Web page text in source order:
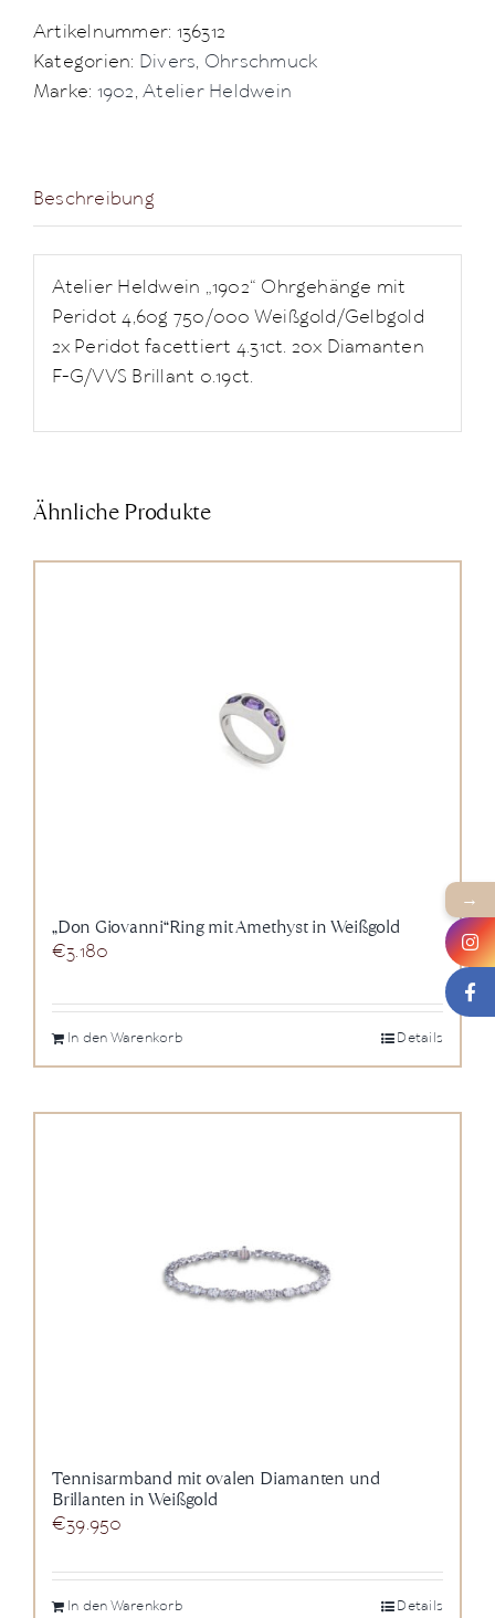
Artikelnummer: 136312
Kategorien: Divers, Ohrschmuck
Marke: 1902,Atelier Heldwein
Beschreibung
Atelier Heldwein „1902“ Ohrgehänge mit
Peridot 4,60g 750/000 Weißgold/Gelbgold
2x Peridot facettiert 4.31ct. 20x Diamanten
F-G/VVS Brillant 0.19ct.
Ähnliche Produkte
„Don Giovanni“Ring mit Amethyst in Weißgold
€3.180
In den Warenkorb Details
Tennisarmband mit ovalen Diamanten und
Brillanten in Weißgold
€39.950
In den Warenkorb Details
→